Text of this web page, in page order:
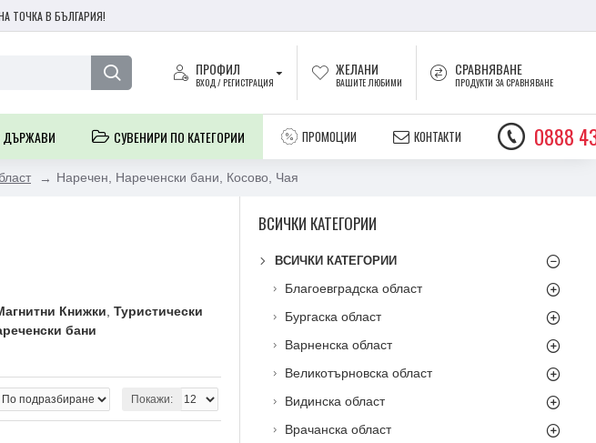
ТОЧКА В БЪЛГАРИЯ!
ПРОФИЛ
ВХОД / РЕГИСТРАЦИЯ
ЖЕЛАНИ
ВАШИТЕ ЛЮБИМИ
СРАВНЯВАНЕ
ПРОДУКТИ ЗА СРАВНЯВАНЕ
ДЪРЖАВИ СУВЕНИРИ ПО КАТЕГОРИИ ПРОМОЦИИ КОНТАКТИ 0888
Наречен, Нареченски бани, Косово, Чая
Книжки Туристически
бани
Покажи:
ВСИЧКИ КАТЕГОРИИ
ВСИЧКИ КАТЕГОРИИ
Благоевградска област
Бургаска област
Варненска област
Великотърновска област
Видинска област
Врачанска област